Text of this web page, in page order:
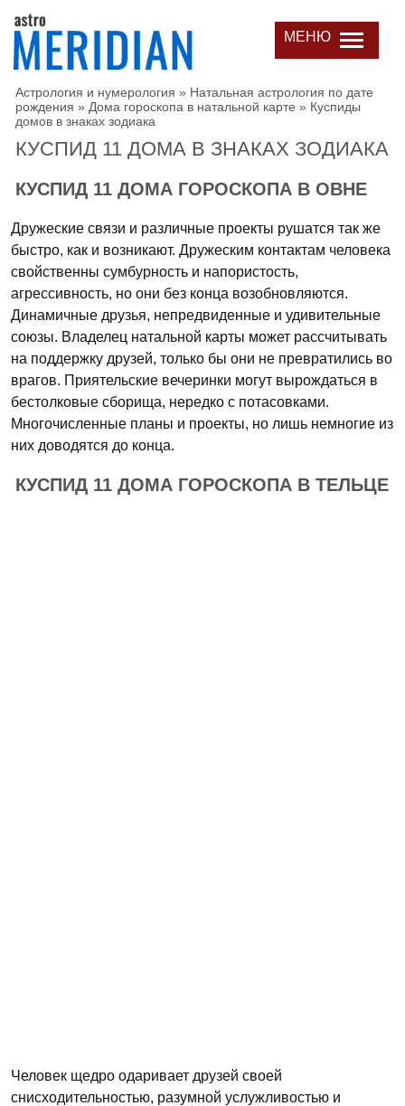
МЕНЮ
Астрология и нумерология » Натальная астрология по дате
рождения » Дома гороскопа в натальной карте » Куспиды
домов в знаках зодиака
КУСПИД 11 ДОМА В ЗНАКАХ ЗОДИАКА
КУСПИД 11 ДОМА ГОРОСКОПА В ОВНЕ
Дружеские связи и различные проекты рушатся так же
быстро, как и возникают. Дружеским контактам человека
свойственны сумбурность и напористость,
агрессивность, но они без конца возобновляются.
Динамичные друзья, непредвиденные и удивительные
союзы. Владелец натальной карты может рассчитывать
на поддержку друзей, только бы они не превратились во
врагов. Приятельские вечеринки могут вырождаться в
бестолковые сборища, нередко с потасовками.
Многочисленные планы и проекты, но лишь немногие из
них доводятся до конца.
КУСПИД 11 ДОМА ГОРОСКОПА В ТЕЛЬЦЕ
Человек щедро одаривает друзей своей
снисходительностью, разумной услужливостью и